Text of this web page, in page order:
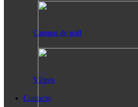
Campos de golf
Vídeos
Contacto